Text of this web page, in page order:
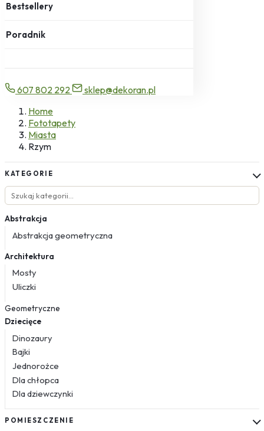
Bestsellery
Poradnik
607 802 292
sklep@dekoran.pl
Home
Fototapety
Miasta
Rzym
KATEGORIE
Abstrakcja
Abstrakcja geometryczna
Architektura
Mosty
Uliczki
Geometryczne
Dziecięce
Dinozaury
Bajki
Jednorożce
Dla chłopca
Dla dziewczynki
Kosmos
POMIESZCZENIE